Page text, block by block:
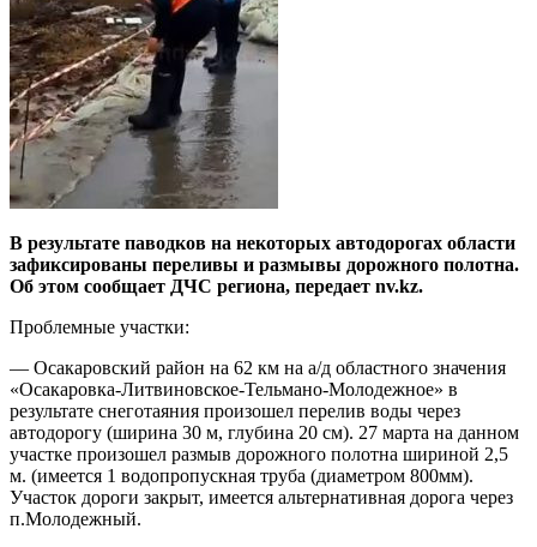
В результате паводков на некоторых автодорогах области
зафиксированы переливы и размывы дорожного полотна.
Об этом сообщает ДЧС региона, передает nv.kz.
Проблемные участки:
— Осакаровский район на 62 км на а/д областного значения
«Осакаровка-Литвиновское-Тельмано-Молодежное» в
результате снеготаяния произошел перелив воды через
автодорогу (ширина 30 м, глубина 20 см). 27 марта на данном
участке произошел размыв дорожного полотна шириной 2,5
м. (имеется 1 водопропускная труба (диаметром 800мм).
Участок дороги закрыт, имеется альтернативная дорога через
п.Молодежный.